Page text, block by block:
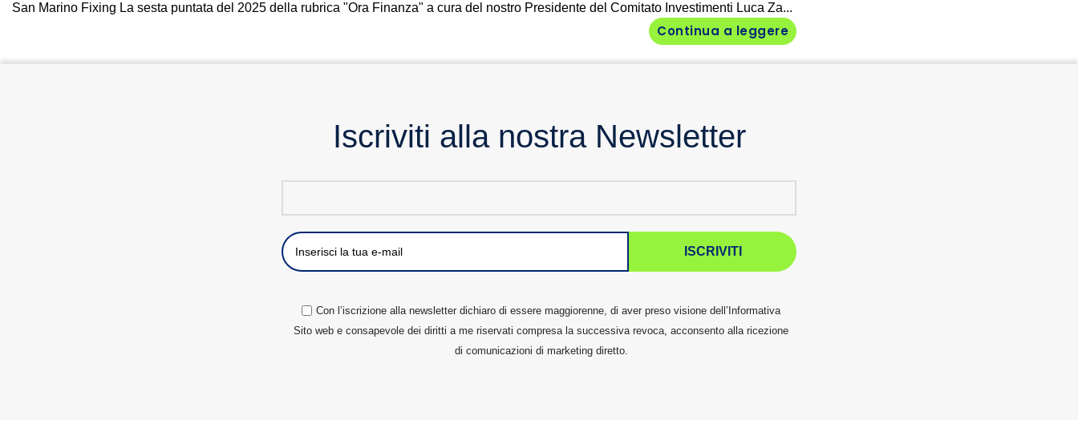
San Marino Fixing La sesta puntata del 2025 della rubrica "Ora Finanza" a cura del nostro Presidente del Comitato Investimenti Luca Za...
Continua a leggere
Iscriviti alla nostra Newsletter
ISCRIVITI
Con l’iscrizione alla newsletter dichiaro di essere maggiorenne, di aver preso visione dell’Informativa
Sito web e consapevole dei diritti a me riservati compresa la successiva revoca, acconsento alla ricezione
di comunicazioni di marketing diretto.